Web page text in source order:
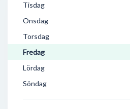
Tisdag
Onsdag
Torsdag
Fredag
Lördag
Söndag